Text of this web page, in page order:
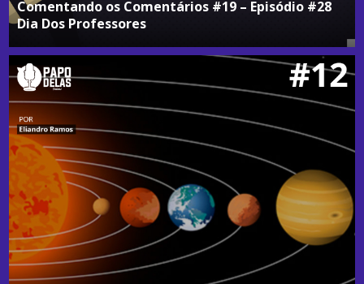
Comentando os Comentários #19 – Episódio #28
Dia Dos Professores